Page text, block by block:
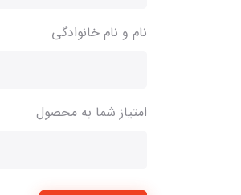
نام و نام خانوادگی
امتیاز شما به محصول